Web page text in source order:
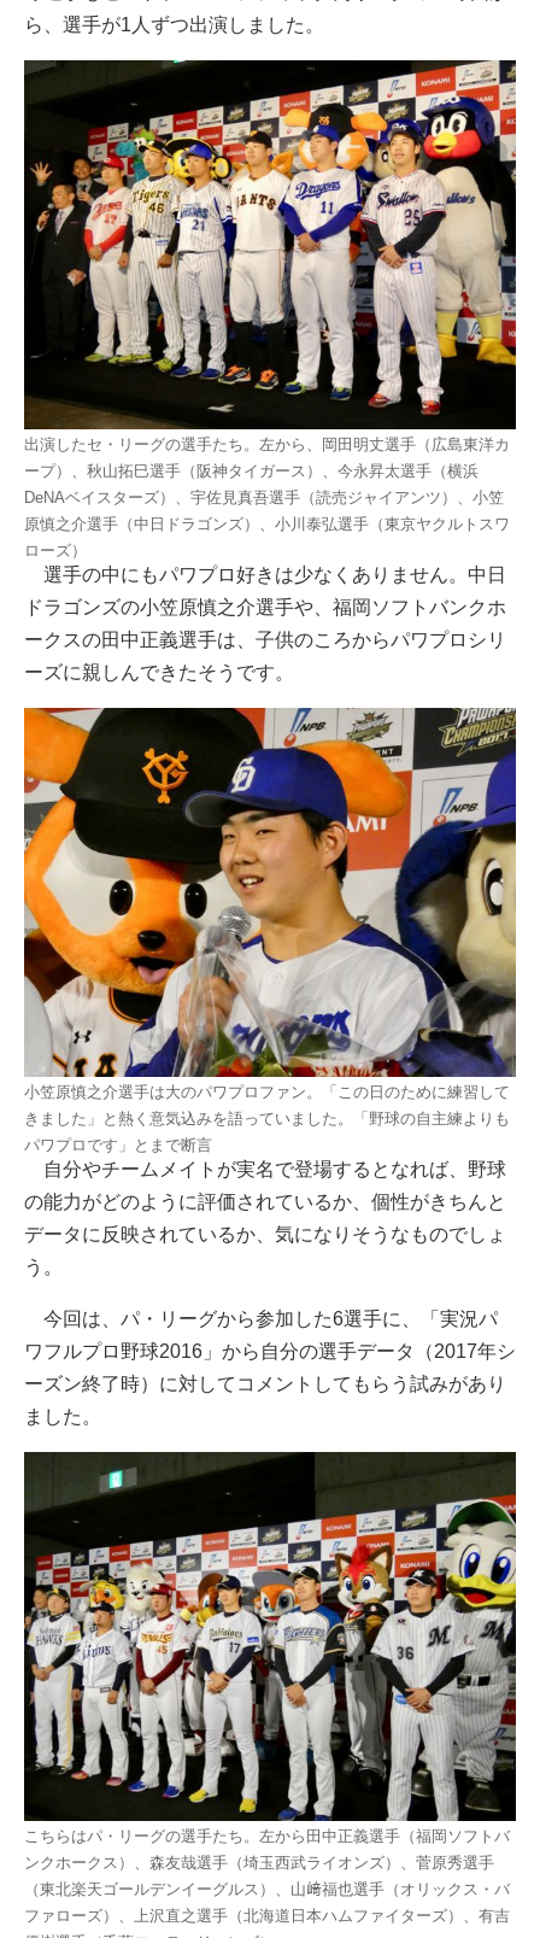
ら、選手が1人ずつ出演しました。
出演したセ・リーグの選手たち。左から、岡田明丈選手（広島東洋カ
ープ）、秋山拓巳選手（阪神タイガース）、今永昇太選手（横浜
DeNAベイスターズ）、宇佐見真吾選手（読売ジャイアンツ）、小笠
原慎之介選手（中日ドラゴンズ）、小川泰弘選手（東京ヤクルトスワ
ローズ）
選手の中にもパワプロ好きは少なくありません。中日
ドラゴンズの小笠原慎之介選手や、福岡ソフトバンクホ
ークスの田中正義選手は、子供のころからパワプロシリ
ーズに親しんできたそうです。
小笠原慎之介選手は大のパワプロファン。「この日のために練習して
きました」と熱く意気込みを語っていました。「野球の自主練よりも
パワプロです」とまで断言
自分やチームメイトが実名で登場するとなれば、野球
の能力がどのように評価されているか、個性がきちんと
データに反映されているか、気になりそうなものでしょ
う。
今回は、パ・リーグから参加した6選手に、「実況パ
ワフルプロ野球2016」から自分の選手データ（2017年シ
ーズン終了時）に対してコメントしてもらう試みがあり
ました。
こちらはパ・リーグの選手たち。左から田中正義選手（福岡ソフトバ
ンクホークス）、森友哉選手（埼玉西武ライオンズ）、菅原秀選手
（東北楽天ゴールデンイーグルス）、山﨑福也選手（オリックス・バ
ファローズ）、上沢直之選手（北海道日本ハムファイターズ）、有吉